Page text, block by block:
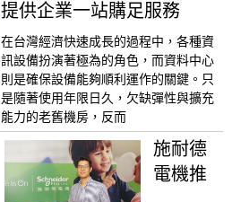
提供企業一站購足服務
在台灣經濟快速成長的過程中，各種資
訊設備扮演著極為的角色，而資料中心
則是確保設備能夠順利運作的關鍵。只
是隨著使用年限日久，欠缺彈性與擴充
能力的老舊機房，反而
施耐德
電機推